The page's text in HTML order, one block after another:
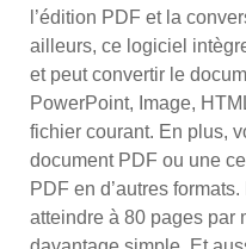
l’édition PDF et la
ailleurs, ce logiciel
et peut convertir le
PowerPoint, Image,
fichier courant. En plus,
document PDF ou une
PDF en d’autres
atteindre à 80 pages par